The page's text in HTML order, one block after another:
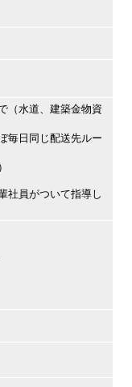
（水道、建築金物資
毎日同じ配送先ルー
社員がついて指導し